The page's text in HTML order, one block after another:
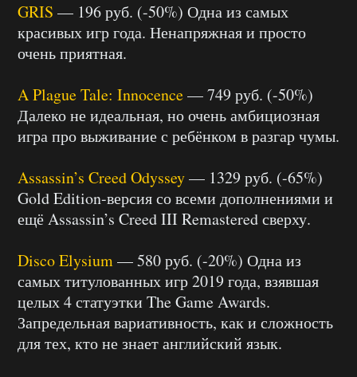
GRIS — 196 руб. (-50%) Одна из самых
красивых игр года. Ненапряжная и просто
очень приятная.
A Plague Tale: Innocence— 749 руб. (-50%)
Далеко не идеальная, но очень амбициозная
игра про выживание с ребёнком в разгар чумы.
Assassin’s Creed Odyssey— 1329 руб. (-65%)
Gold Edition-версия со всеми дополнениями и
ещё Assassin’s Creed III Remastered сверху.
Disco Elysium— 580 руб. (-20%) Одна из
самых титулованных игр 2019 года, взявшая
целых 4 статуэтки The Game Awards.
Запредельная вариативность, как и сложность
для тех, кто не знает английский язык.